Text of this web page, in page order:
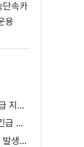
단속카
용
폭염에 가축·어류 폐사···정부 긴급 지원책 마련
고수온에 양식장 물고기 폐사...'긴급 방류' 지원
온실가스 안 줄이면 "열스트레스 발생일 29배 증가"